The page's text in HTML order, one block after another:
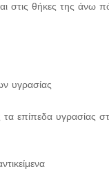
θήκες της άνω
υγρασίας
τα επίπεδα